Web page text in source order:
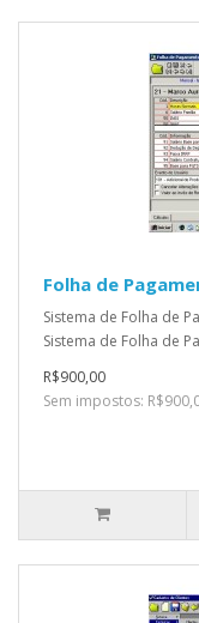
Folha de
Sistema de Folha de
Sistema de Folha de
R$900,00
Sem impostos: